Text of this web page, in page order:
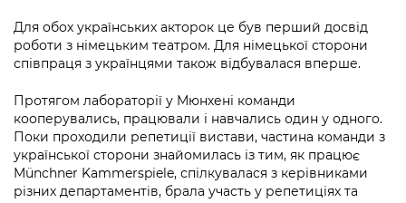
Для обох українських акторок це був перший досвід
роботи з німецьким театром. Для німецької сторони
співпраця з українцями також відбувалася вперше.
Протягом лабораторії у Мюнхені команди
кооперувались, працювали і навчались один у одного.
Поки проходили репетиції вистави, частина команди з
української сторони знайомилась із тим, як працює
Münchner Kammerspiele, спілкувалася з керівниками
різних департаментів, брала участь у репетиціях та